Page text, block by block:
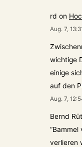
rd on
Aug. 7,
wichtige
einige
auf den
Aug. 7,
Bernd
“Bammel
verlieren